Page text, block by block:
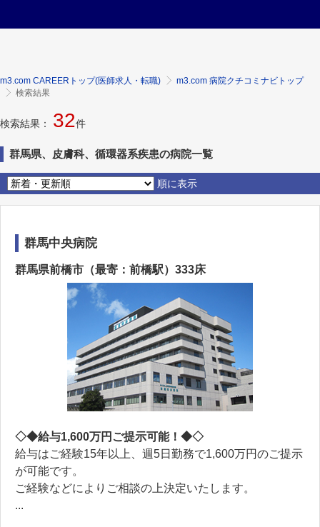
m3.com CAREERトップ(医師求人・転職)
m3.com 病院クチコミナビトップ
検索結果
検索結果： 32件
群馬県、皮膚科、循環器系疾患の病院一覧
順に表示
群馬中央病院
群馬県前橋市（最寄：前橋駅）333床
◇◆給与1,600万円ご提示可能！◆◇
給与はご経験15年以上、週5日勤務で1,600万円のご提示
が可能です。
ご経験などによりご相談の上決定いたします。
...